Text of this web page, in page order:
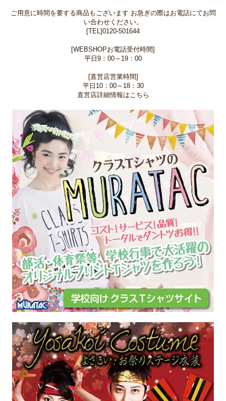
ご用意に時間を要する商品もございます お急ぎの際はお電話にてお問
い合わせください。
[TEL]0120-501644
[WEBSHOPお電話受付時間]
平日9：00～19：00
[直営店営業時間]
平日10：00～18：30
直営店詳細情報はこちら